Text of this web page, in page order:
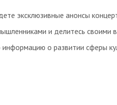
эксклюзивные анонсы
и делитесь своими
о развитии сферы